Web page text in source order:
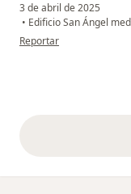
3 de abril de 2025
• Edificio San Ángel
en opinión del usuario
Reportar